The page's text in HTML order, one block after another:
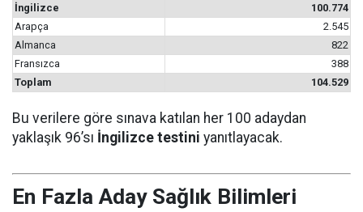
İngilizce
100.774
Arapça
2.545
Almanca
822
Fransızca
388
Toplam
104.529
Bu verilere göre sınava katılan her 100 adaydan
yaklaşık 96’sı İngilizce testini yanıtlayacak.
En Fazla Aday Sağlık Bilimleri